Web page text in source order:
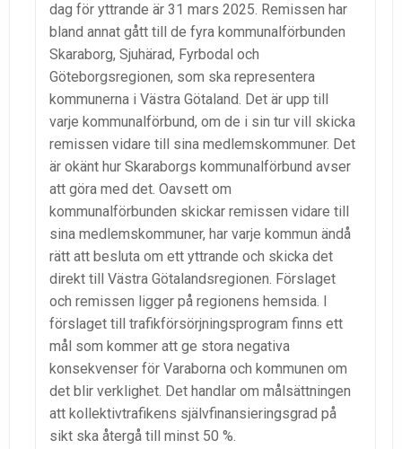
dag för yttrande är 31 mars 2025. Remissen har
bland annat gått till de fyra kommunalförbunden
Skaraborg, Sjuhärad, Fyrbodal och
Göteborgsregionen, som ska representera
kommunerna i Västra Götaland. Det är upp till
varje kommunalförbund, om de i sin tur vill skicka
remissen vidare till sina medlemskommuner. Det
är okänt hur Skaraborgs kommunalförbund avser
att göra med det. Oavsett om
kommunalförbunden skickar remissen vidare till
sina medlemskommuner, har varje kommun ändå
rätt att besluta om ett yttrande och skicka det
direkt till Västra Götalandsregionen. Förslaget
och remissen ligger på regionens hemsida. I
förslaget till trafikförsörjningsprogram finns ett
mål som kommer att ge stora negativa
konsekvenser för Varaborna och kommunen om
det blir verklighet. Det handlar om målsättningen
att kollektivtrafikens självfinansieringsgrad på
sikt ska återgå till minst 50 %.